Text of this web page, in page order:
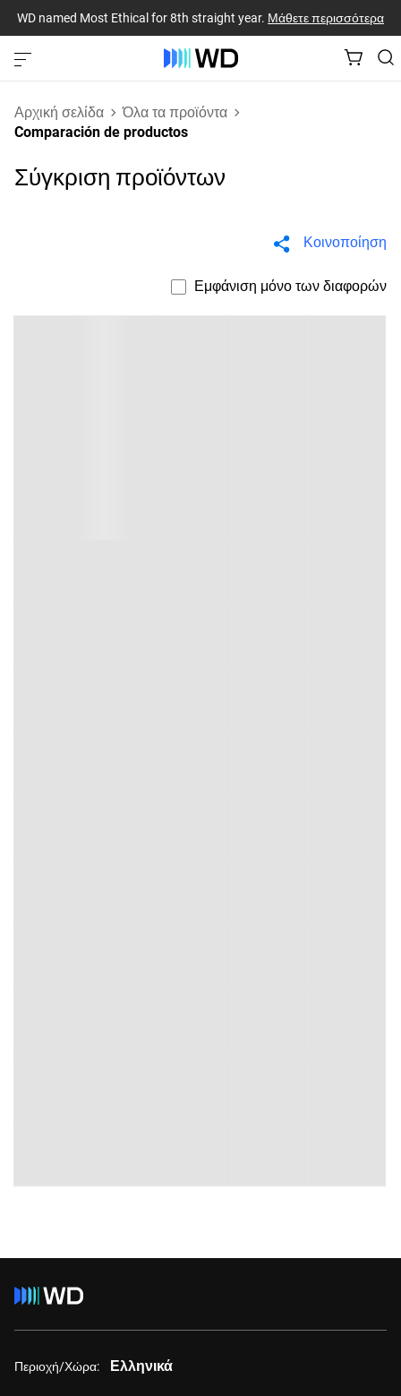
WD named Most Ethical for 8th straight year. Μάθετε περισσότερα
Αρχική σελίδα
Όλα τα προϊόντα
Comparación de productos
Σύγκριση προϊόντων
Κοινοποίηση
Εμφάνιση μόνο των διαφορών
Περιοχή/Χώρα: Ελληνικά